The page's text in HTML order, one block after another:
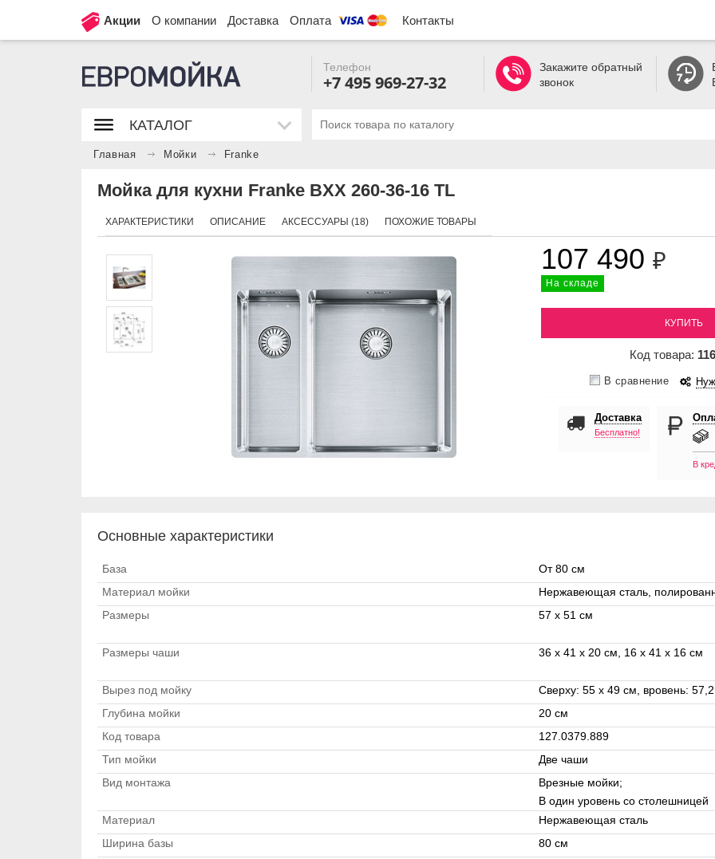
Акции О компании Доставка Оплата Контакты
Телефон
+7 495 969-27-32
Закажите обратный
звонок
КАТАЛОГ
Главная Мойки Franke
Мойка для кухни Franke BXX 260-36-16 TL
ХАРАКТЕРИСТИКИ ОПИСАНИЕ АКСЕССУАРЫ (18) ПОХОЖИЕ ТОВАРЫ
107 490 ₽
На складе
КУПИТЬ
Код товара: 116
В сравнение
Доставка
Бесплатно!
В
Основные характеристики
База
От 80 см
Материал мойки
Нержавеющая сталь,
Размеры
57 x 51 см
Размеры чаши 36 x 41 x 20 см, 16 х 41 х 16 см
Вырез под мойку
Сверху: 55 х 49 см, вровень:
Глубина мойки
20 см
Код товара
127.0379.889
Тип мойки
Две чаши
Вид монтажа
Врезные мойки;
В один уровень со столешницей
Материал
Нержавеющая сталь
Ширина базы
80 см